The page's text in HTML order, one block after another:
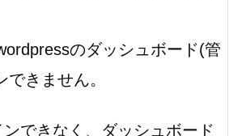
のダッシュボード(管
きません。
できなく、ダッシュボード